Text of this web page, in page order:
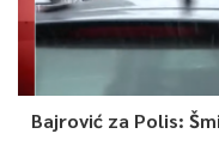
Bajrović za Polis: